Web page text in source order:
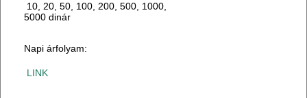
10, 20, 50, 100, 200, 500, 1000,
5000 dinár
Napi árfolyam:
LINK